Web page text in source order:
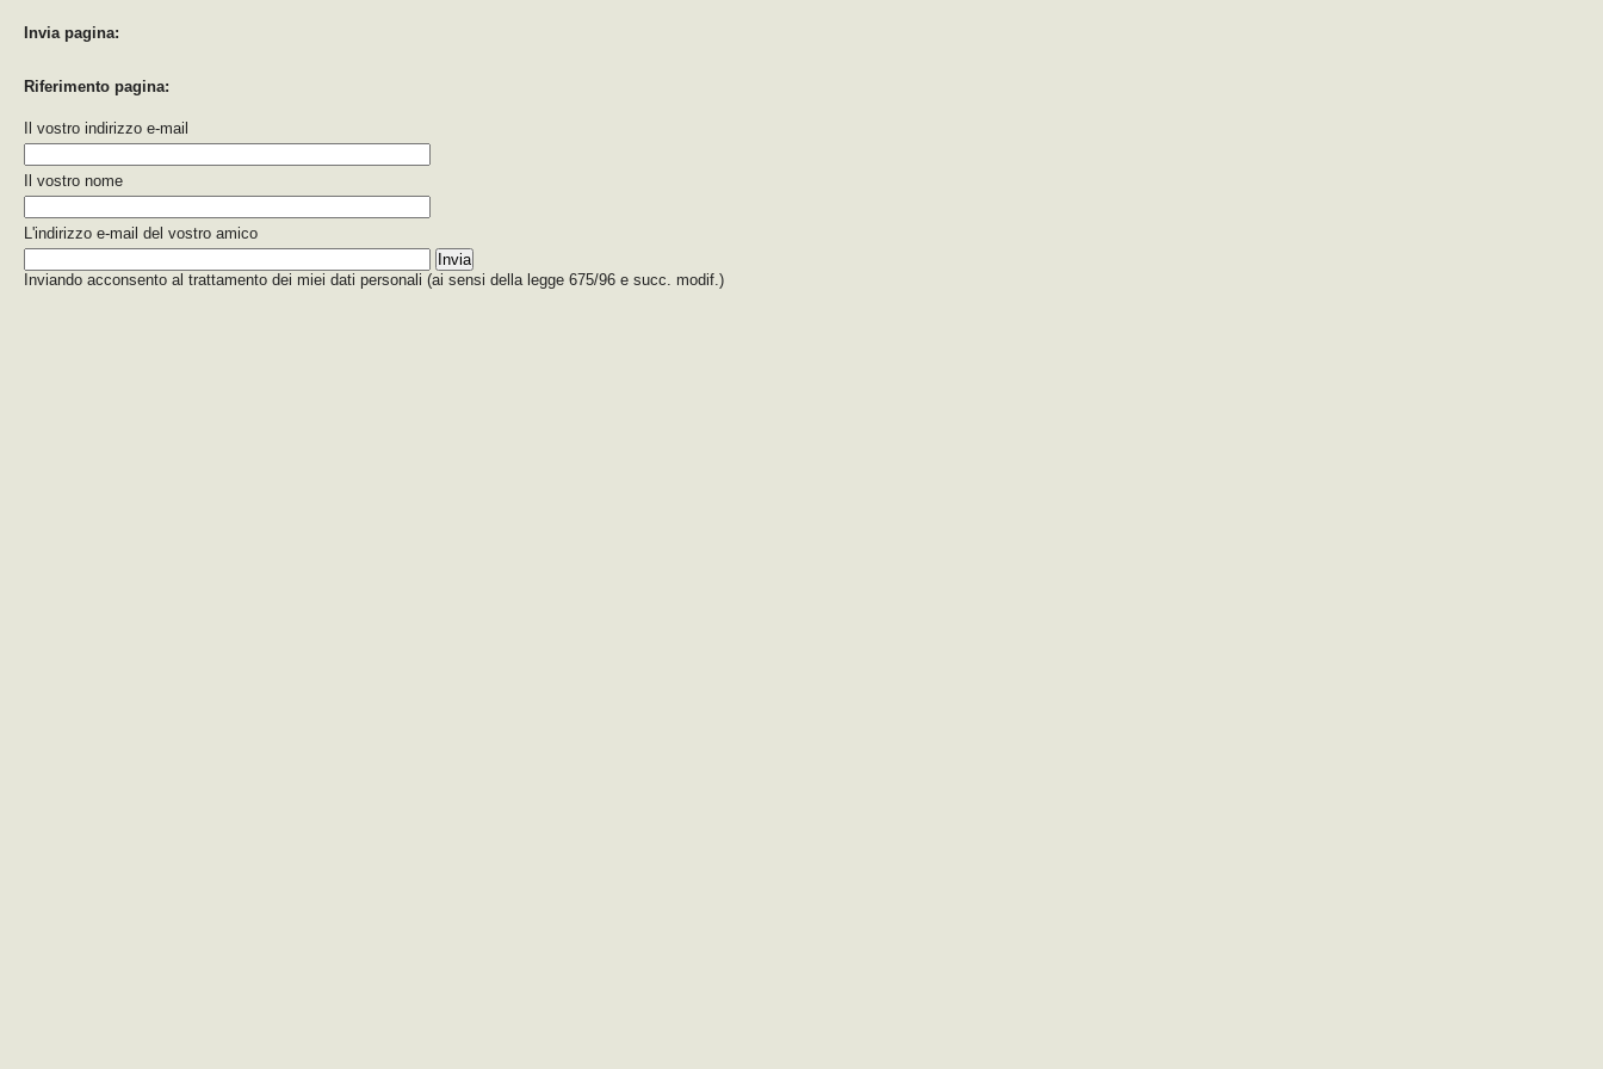
Invia pagina:
Riferimento pagina:
Il vostro indirizzo e-mail
Il vostro nome
L'indirizzo e-mail del vostro amico
Inviando acconsento al trattamento dei miei dati personali (ai sensi della legge 675/96 e succ. modif.)